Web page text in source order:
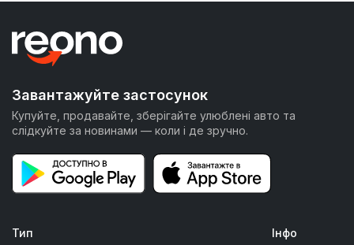
Завантажуйте застосунок
Купуйте, продавайте, зберігайте улюблені авто та
слідкуйте за новинами — коли і де зручно.
Тип Інфо